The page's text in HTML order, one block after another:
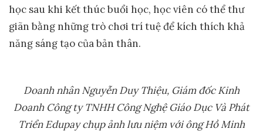
học sau khi kết thúc buổi học, học viên có thể thư
giãn bằng những trò chơi trí tuệ để kích thích khả
năng sáng tạo của bản thân.
Doanh nhân Nguyễn Duy Thiệu, Giám đốc Kinh
Doanh Công ty TNHH Công Nghệ Giáo Dục Và Phát
Triển Edupay chụp ảnh lưu niệm với ông Hồ Minh